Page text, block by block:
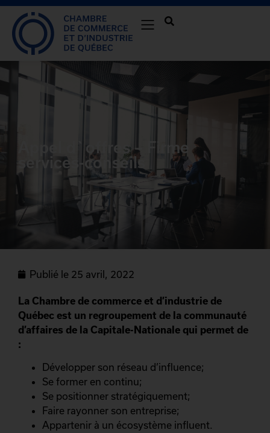
Appel d`offres – Firme
services-conseils
Publié le 25 avril, 2022
La Chambre de commerce et d’industrie de
Québec est un regroupement de la communauté
d’affaires de la Capitale-Nationale qui permet de
:
Développer son réseau d’influence;
Se former en continu;
Se positionner stratégiquement;
Faire rayonner son entreprise;
Appartenir à un écosystème influent.